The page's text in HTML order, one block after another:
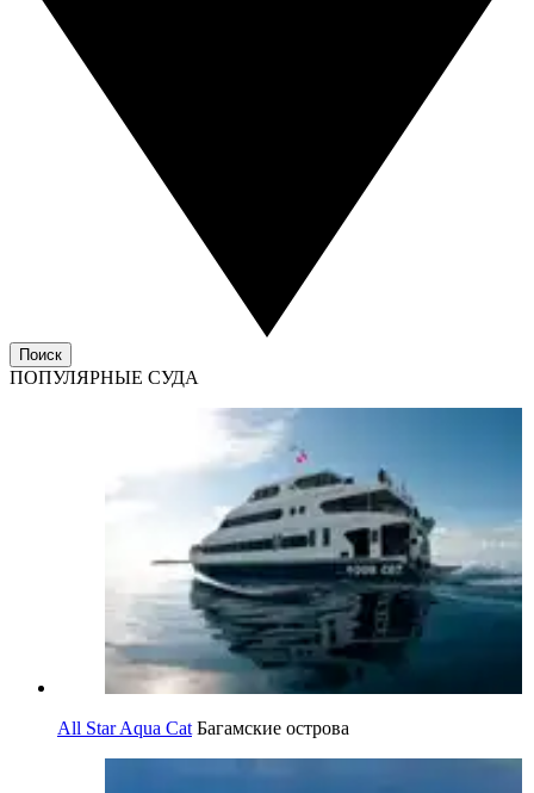
Поиск
ПОПУЛЯРНЫЕ СУДА
All Star Aqua Cat Багамские острова